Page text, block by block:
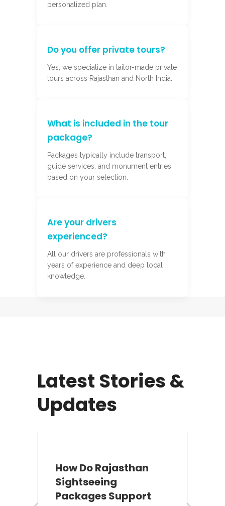
personalized plan.
Do you offer private tours?
Yes, we specialize in tailor-made private
tours across Rajasthan and North India.
What is included in the tour
package?
Packages typically include transport,
guide services, and monument entries
based on your selection.
Are your drivers
experienced?
All our drivers are professionals with
years of experience and deep local
knowledge.
Latest Stories &
Updates
Which Rajasthan
Private Tours Cover
Heritage Sites?